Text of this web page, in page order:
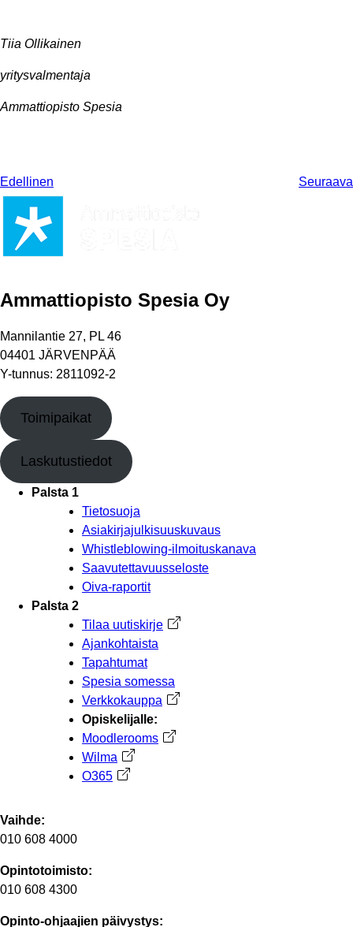
Tiia Ollikainen
yritysvalmentaja
Ammattiopisto Spesia
Edellinen Seuraava
Ammattiopisto Spesia Oy
Mannilantie 27, PL 46
04401 JÄRVENPÄÄ
Y-tunnus: 2811092-2
Toimipaikat
Laskutustiedot
Palsta 1
Tietosuoja
Asiakirjajulkisuuskuvaus
Whistleblowing-ilmoituskanava
Saavutettavuusseloste
Oiva-raportit
Palsta 2
Tilaa uutiskirje Avautuu uuteen välilehteen
Ajankohtaista
Tapahtumat
Spesia somessa
Verkkokauppa Avautuu uuteen välilehteen
Opiskelijalle:
Moodlerooms Avautuu uuteen välilehteen
Wilma Avautuu uuteen välilehteen
O365 Avautuu uuteen välilehteen
Vaihde:
010 608 4000
Opintotoimisto:
010 608 4300
Opinto-ohjaajien päivystys: